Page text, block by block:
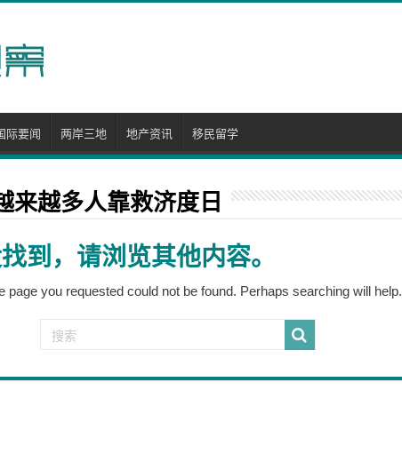
际要闻 两岸三地 地产资讯 移民留学
来越多人靠救济度日
到，请浏览其他内容。
page you requested could not be found. Perhaps searching will help.